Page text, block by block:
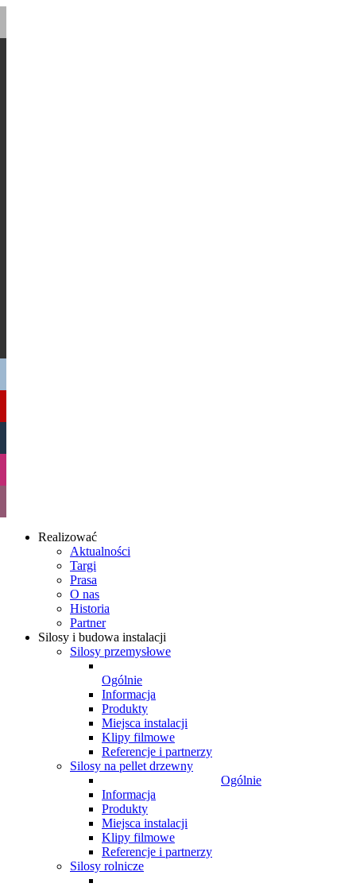
Realizować
Aktualności
Targi
Prasa
O nas
Historia
Partner
Silosy i budowa instalacji
Silosy przemysłowe
Ogólnie
Informacja
Produkty
Miejsca instalacji
Klipy filmowe
Referencje i partnerzy
Silosy na pellet drzewny
Ogólnie
Informacja
Produkty
Miejsca instalacji
Klipy filmowe
Referencje i partnerzy
Silosy rolnicze